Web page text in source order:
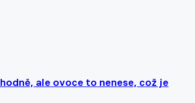
ale ovoce to nenese, což je